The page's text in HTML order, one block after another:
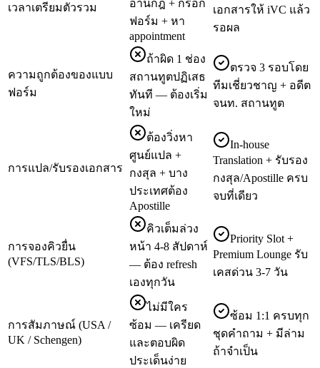
เวลาเตรียมตัวรวม
อ่านกฎ + กรอก
ฟอร์ม + หา
appointment
เอกสารให้ iVC แล้ว
รอผล
ความถูกต้องของแบบ
ฟอร์ม
ถ้าผิด 1 ช่อง
สถานทูตปฏิเสธ
ทันที — ต้องเริ่ม
ใหม่
ตรวจ 3 รอบโดย
ทีมเชี่ยวชาญ + อดีต
จนท. สถานทูต
การแปล/รับรองเอกสาร
ต้องวิ่งหา
ศูนย์แปล +
กงสุล + บาง
ประเทศต้อง
Apostille
In-house
Translation + รับรอง
กงสุล/Apostille ครบ
จบที่เดียว
การจองคิวยื่น
(VFS/TLS/BLS)
คิวเต็มล่วง
หน้า 4-8 สัปดาห์
— ต้อง refresh
เองทุกวัน
Priority Slot +
Premium Lounge รับ
เคสด่วน 3-7 วัน
การสัมภาษณ์ (USA /
UK / Schengen)
ไม่มีใคร
ซ้อม — เครียด
และตอบผิด
ประเด็นง่าย
ซ้อม 1:1 ครบทุก
ชุดคำถาม + มีล่าม
ถ้าจำเป็น